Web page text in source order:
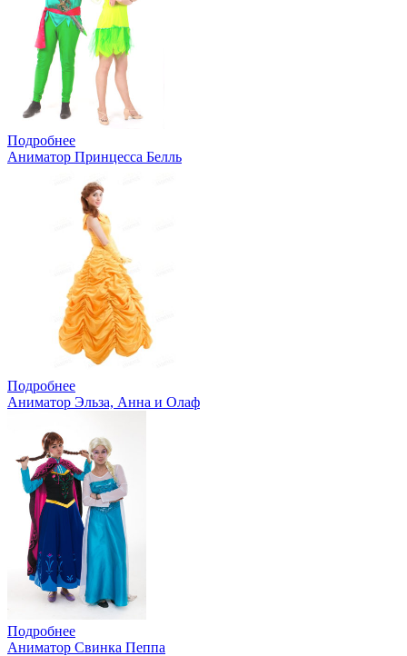
Подробнее
Аниматор Принцесса Белль
Подробнее
Аниматор Эльза, Анна и Олаф
Подробнее
Аниматор Свинка Пеппа